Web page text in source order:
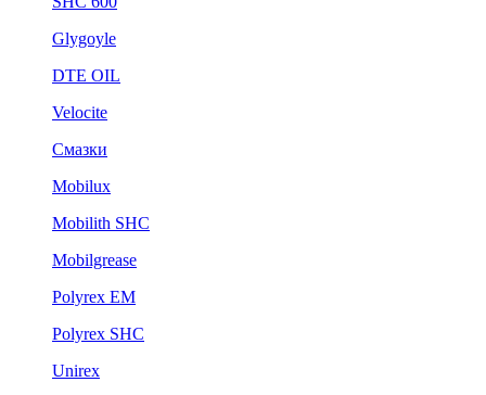
Glygoyle
DTE OIL
Velocite
Смазки
Mobilux
Mobilith SHC
Mobilgrease
Polyrex EM
Polyrex SHC
Unirex